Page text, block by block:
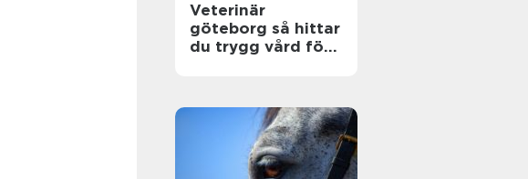
Veterinär
göteborg så hittar
du trygg vård för